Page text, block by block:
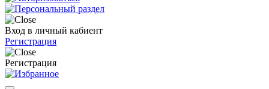
Вход в личный кабиент
Регистрация
Регистрация